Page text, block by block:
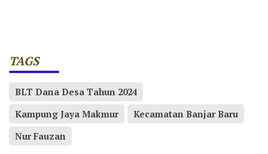
TAGS
BLT Dana Desa Tahun 2024
Kampung Jaya Makmur
Kecamatan Banjar Baru
Nur Fauzan